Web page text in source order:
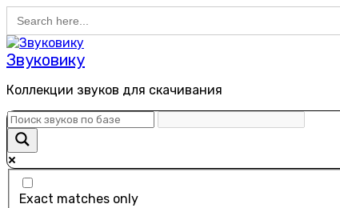
Перейти
содержанию
Search
for:
Звуковику
Коллекции звуков для скачивания
Exact matches only